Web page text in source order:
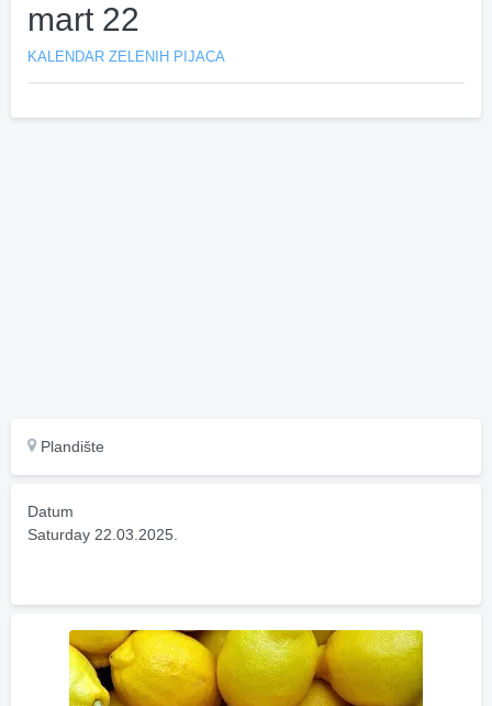
mart 22
KALENDAR ZELENIH PIJACA
Plandište
Datum
Saturday 22.03.2025.